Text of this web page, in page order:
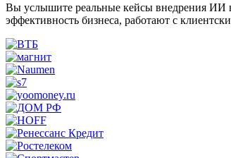
Вы услышите реальные кейсы внедрения ИИ
эффективность бизнеса, работают с